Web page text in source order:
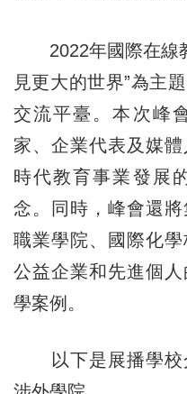
2022年國際在線
見更大的世界”為主
交流平臺。本次峰
家、企業代表及媒
時代教育事業發展
念。同時，峰會還將
職業學院、國際化
公益企業和先進個
學案例。
以下是展播學校